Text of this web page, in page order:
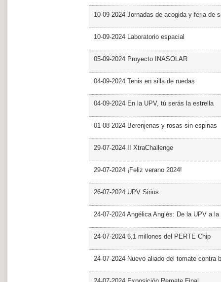
10-09-2024 Jornadas de acogida y feria de
10-09-2024 Laboratorio espacial
05-09-2024 Proyecto INASOLAR
04-09-2024 Tenis en silla de ruedas
04-09-2024 En la UPV, tú serás la estrella
01-08-2024 Berenjenas y rosas sin espinas
29-07-2024 II XtraChallenge
29-07-2024 ¡Feliz verano 2024!
26-07-2024 UPV Sirius
24-07-2024 Angélica Anglés: De la UPV a
24-07-2024 6,1 millones del PERTE Chip
24-07-2024 Nuevo aliado del tomate contra